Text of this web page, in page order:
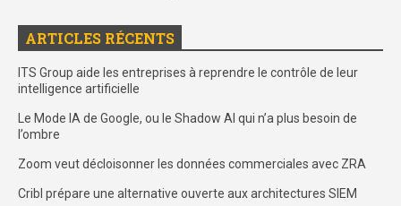
ARTICLES RÉCENTS
ITS Group aide les entreprises à reprendre le contrôle de leur
intelligence artificielle
Le Mode IA de Google, ou le Shadow AI qui n’a plus besoin de
l’ombre
Zoom veut décloisonner les données commerciales avec ZRA
Cribl prépare une alternative ouverte aux architectures SIEM